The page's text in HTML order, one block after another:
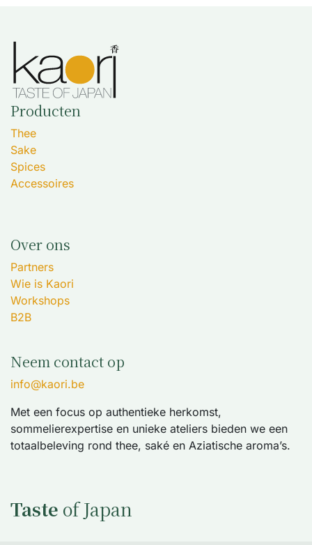
Producten
Thee
Sake
Spices
Accessoires
Over ons
Partners
Wie is Kaori
Workshops
B2B
Neem contact op
info@kaori.be
Met een focus op authentieke herkomst,
sommelierexpertise en unieke ateliers bieden we een
totaalbeleving rond thee, saké en Aziatische aroma’s.
Taste of Japan